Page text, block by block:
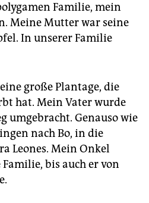
Familie, mein
Meine Mutter war seine
In unserer Familie
große Plantage, die
hat. Mein Vater wurde
umgebracht. Genauso wie
nach Bo, in die
Leones. Mein Onkel
bis auch er von